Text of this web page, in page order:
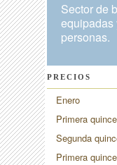
Sector de
equipadas
personas.
PRECIOS
Enero
Primera
Segunda
Primera